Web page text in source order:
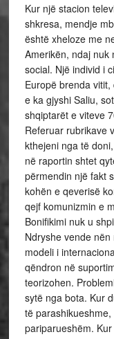
Kur një stacion
shkresa, mendje
është xheloze me
Amerikën, ndaj nuk
social. Një individ i
Europë brenda
e ka gjyshi Saliu,
shqiptarët e viteve
Referuar rubrikave
kthejeni nga të
në raportin shtet
përmendin një fakt
kohën e qeverisë
qejf komunizmin e
Bonifikimi nuk u
Ndryshe vende
modeli i
qëndron në
teorizohen.
sytë nga bota. Kur
të
pariparueshëm.